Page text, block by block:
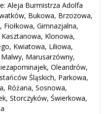
Aleja Burmistrza Adolfa
Bukowa, Brzozowa,
Fiołkowa, Gimnazjalna,
Kasztanowa, Klonowa,
Kwiatowa, Liliowa,
Marusarzówny,
Oleandrów,
Śląskich, Parkowa,
Różana, Sosnowa,
Storczyków, Świerkowa,